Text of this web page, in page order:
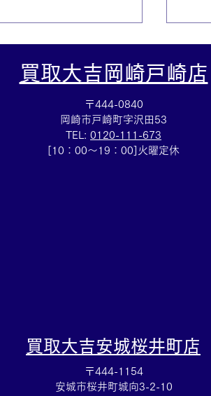
買取大吉岡崎戸崎店
〒444-0840
岡崎市戸崎町字沢田53
TEL: 0120-111-673
[10：00～19：00]火曜定休
買取大吉安城桜井町店
〒444-1154
安城市桜井町城向3-2-10